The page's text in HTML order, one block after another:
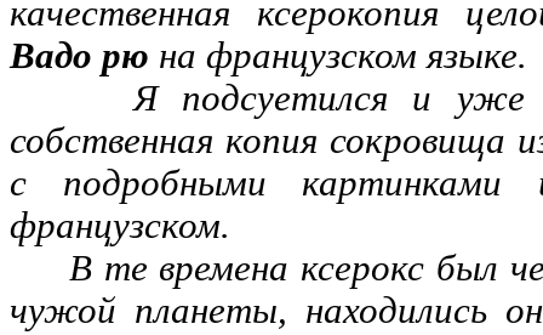
качественная ксерокопия
Вадо рю на французском языке.
Я подсуетился и уже к
собственная копия сокровища
с подробными картинками
французском.
В те времена ксерокс был
чужой планеты, находились